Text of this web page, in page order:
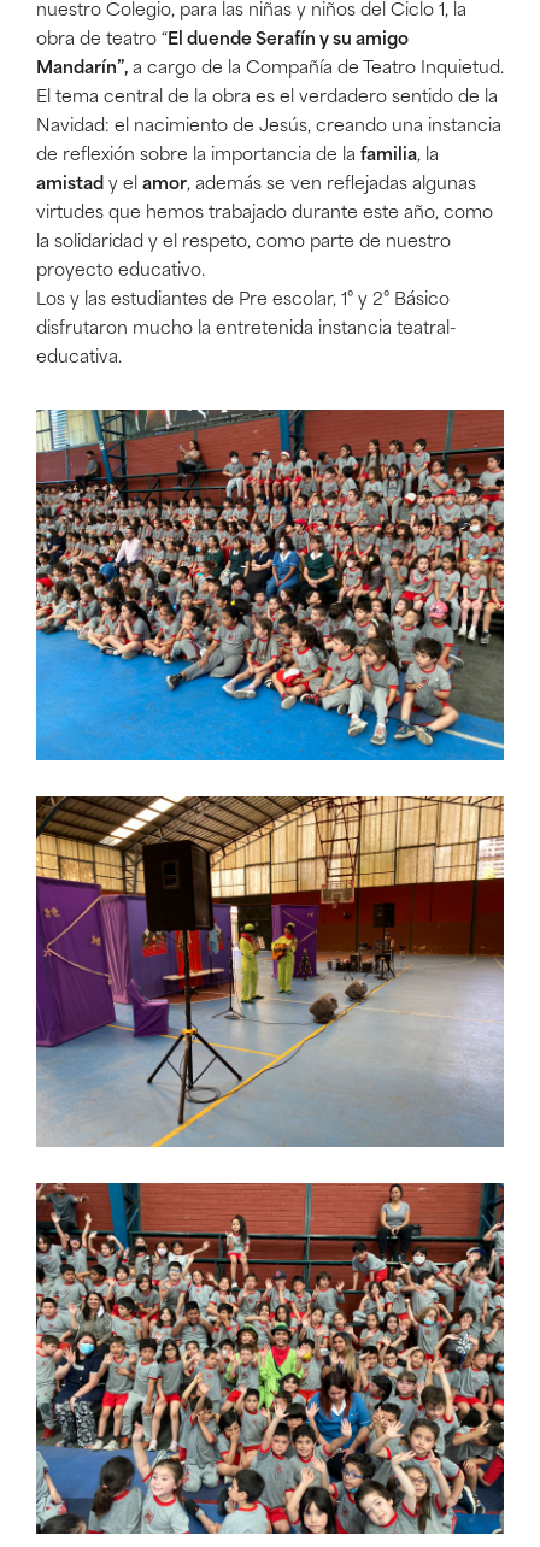
nuestro Colegio, para las niñas y niños del Ciclo 1, la
obra de teatro “ El duende Serafín y su amigo
Mandarín”, a cargo de la Compañía de Teatro Inquietud.
El tema central de la obra es el verdadero sentido de la
Navidad: el nacimiento de Jesús, creando una instancia
de reflexión sobre la importancia de la familia, la
amistad y el amor, además se ven reflejadas algunas
virtudes que hemos trabajado durante este año, como
la solidaridad y el respeto, como parte de nuestro
proyecto educativo.
Los y las estudiantes de Pre escolar, 1° y 2° Básico
disfrutaron mucho la entretenida instancia teatral-
educativa.